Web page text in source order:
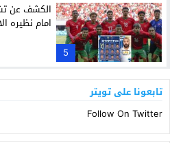
5
الكشف عن
امام نظيره
تابعونا على تويتر
Follow On Twitter